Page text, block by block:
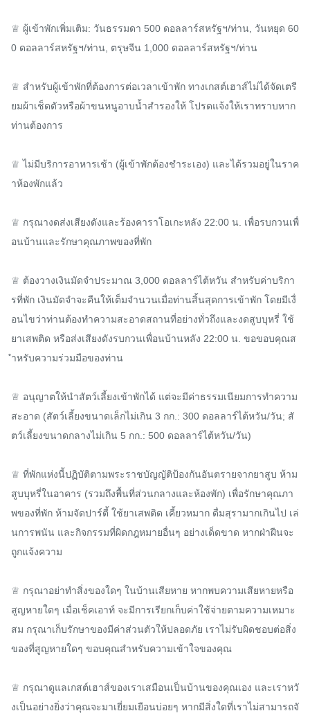
♕ ผู้เข้าพักเพิ่มเติม: วันธรรมดา 500 ดอลลาร์สหรัฐฯ/ท่าน, วันหยุด 60
0 ดอลลาร์สหรัฐฯ/ท่าน, ตรุษจีน 1,000 ดอลลาร์สหรัฐฯ/ท่าน
♕ สำหรับผู้เข้าพักที่ต้องการต่อเวลาเข้าพัก ทางเกสต์เฮาส์ไม่ได้จัดเตรี
ยมผ้าเช็ดตัวหรือผ้าขนหนูอาบน้ำสำรองให้ โปรดแจ้งให้เราทราบหาก
ท่านต้องการ
♕ ไม่มีบริการอาหารเช้า (ผู้เข้าพักต้องชำระเอง) และได้รวมอยู่ในราค
าห้องพักแล้ว
♕ กรุณางดส่งเสียงดังและร้องคาราโอเกะหลัง 22:00 น. เพื่อรบกวนเพื่
อนบ้านและรักษาคุณภาพของที่พัก
♕ ต้องวางเงินมัดจำประมาณ 3,000 ดอลลาร์ไต้หวัน สำหรับค่าบริกา
รที่พัก เงินมัดจำจะคืนให้เต็มจำนวนเมื่อท่านสิ้นสุดการเข้าพัก โดยมีเงื่
อนไขว่าท่านต้องทำความสะอาดสถานที่อย่างทั่วถึงและงดสูบบุหรี่ ใช้
ยาเสพติด หรือส่งเสียงดังรบกวนเพื่อนบ้านหลัง 22:00 น. ขอขอบคุณส
ำหรับความร่วมมือของท่าน
♕ อนุญาตให้นำสัตว์เลี้ยงเข้าพักได้ แต่จะมีค่าธรรมเนียมการทำความ
สะอาด (สัตว์เลี้ยงขนาดเล็กไม่เกิน 3 กก.: 300 ดอลลาร์ไต้หวัน/วัน; สั
ตว์เลี้ยงขนาดกลางไม่เกิน 5 กก.: 500 ดอลลาร์ไต้หวัน/วัน)
♕ ที่พักแห่งนี้ปฏิบัติตามพระราชบัญญัติป้องกันอันตรายจากยาสูบ ห้าม
สูบบุหรี่ในอาคาร (รวมถึงพื้นที่ส่วนกลางและห้องพัก) เพื่อรักษาคุณภา
พของที่พัก ห้ามจัดปาร์ตี้ ใช้ยาเสพติด เคี้ยวหมาก ดื่มสุรามากเกินไป เล่
นการพนัน และกิจกรรมที่ผิดกฎหมายอื่นๆ อย่างเด็ดขาด หากฝ่าฝืนจะ
ถูกแจ้งความ
♕ กรุณาอย่าทำสิ่งของใดๆ ในบ้านเสียหาย หากพบความเสียหายหรือ
สูญหายใดๆ เมื่อเช็คเอาท์ จะมีการเรียกเก็บค่าใช้จ่ายตามความเหมาะ
สม กรุณาเก็บรักษาของมีค่าส่วนตัวให้ปลอดภัย เราไม่รับผิดชอบต่อสิ่ง
ของที่สูญหายใดๆ ขอบคุณสำหรับความเข้าใจของคุณ
♕ กรุณาดูแลเกสต์เฮาส์ของเราเสมือนเป็นบ้านของคุณเอง และเราหวั
งเป็นอย่างยิ่งว่าคุณจะมาเยี่ยมเยือนบ่อยๆ หากมีสิ่งใดที่เราไม่สามารถจั